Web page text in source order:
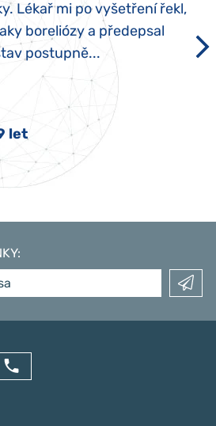
Lékař mi po vyšetření řekl,
boreliózy a předepsal
postupně...
let
: